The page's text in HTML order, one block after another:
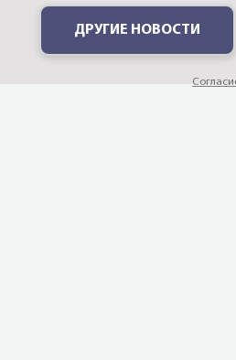
ДРУГИЕ НОВОСТИ